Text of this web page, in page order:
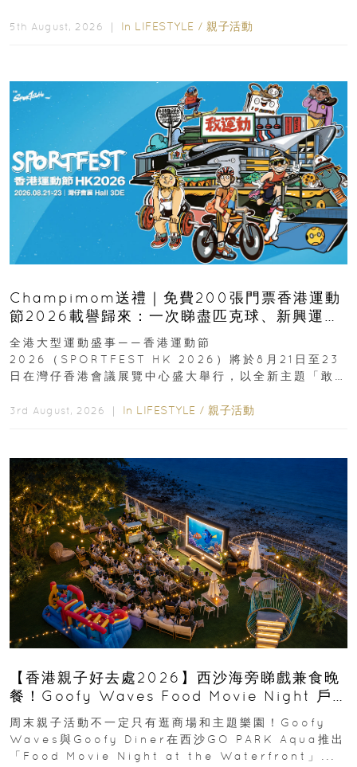
5th August, 2026 ｜ In LIFESTYLE / 親子活動
Champimom送禮｜免費200張門票香港運動
節2026載譽歸來：一次睇盡匹克球、新興運
動、街舞比賽＋逾百運動品牌展覽
全港大型運動盛事——香港運動節
2026（SPORTFEST HK 2026）將於8月21日至23
日在灣仔香港會議展覽中心盛大舉行，以全新主題「敢
3rd August, 2026 ｜ In LIFESTYLE / 親子活動
【香港親子好去處2026】西沙海旁睇戲兼食晚
餐！Goofy Waves Food Movie Night 戶
外影院逢週末登場
周末親子活動不一定只有逛商場和主題樂園！Goofy
Waves與Goofy Diner在西沙GO PARK Aqua推出
「Food Movie Night at the Waterfront」...